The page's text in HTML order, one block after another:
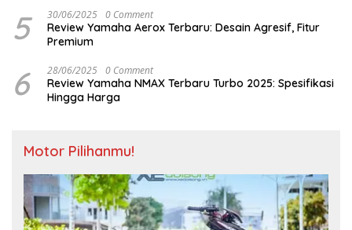
5 30/06/2025 0 Comment
Review Yamaha Aerox Terbaru: Desain Agresif, Fitur
Premium
6 28/06/2025 0 Comment
Review Yamaha NMAX Terbaru Turbo 2025: Spesifikasi
Hingga Harga
Motor Pilihanmu!